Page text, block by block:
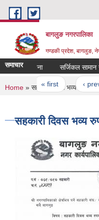
Skip to main content
बागलुङ नगरपालिका
गण्डकी प्रदेश, बागलुङ,
समाचारसूचना सर्जिकल सामान
Pages
« first ‹
You are here
Home » सहकारी दिवस भव्य रुपमा
सहकारी दिवस भव्य